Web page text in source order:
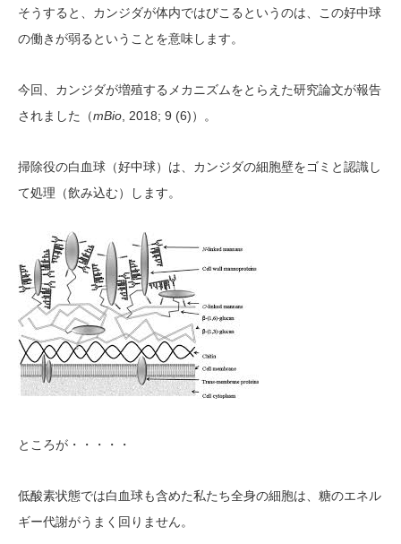
そうすると、カンジダが体内ではびこるというのは、この好中球
の働きが弱るということを意味します。
今回、カンジダが増殖するメカニズムをとらえた研究論文が報告
されました（mBio , 2018; 9 (6) ）。
掃除役の白血球（好中球）は、カンジダの細胞壁をゴミと認識し
て処理（飲み込む）します。
ところが・・・・・
低酸素状態では白血球も含めた私たち全身の細胞は、糖のエネル
ギー代謝がうまく回りません。